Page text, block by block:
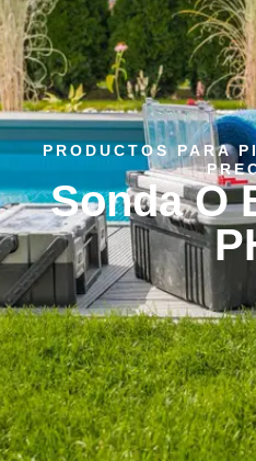
PRODUCTOS PARA
Sonda O